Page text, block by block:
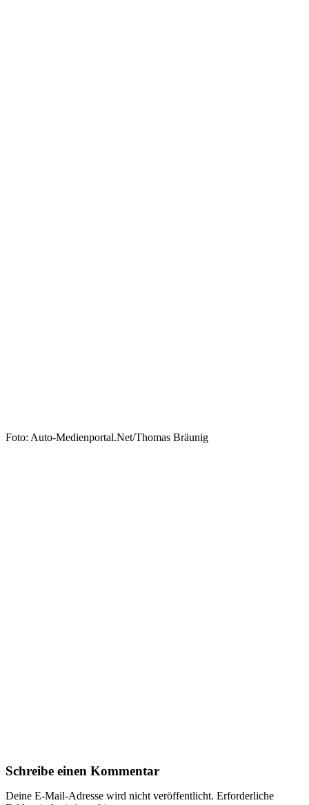
Foto: Auto-Medienportal.Net/Thomas Bräunig
Schreibe einen Kommentar
Deine E-Mail-Adresse wird nicht veröffentlicht. Erforderliche